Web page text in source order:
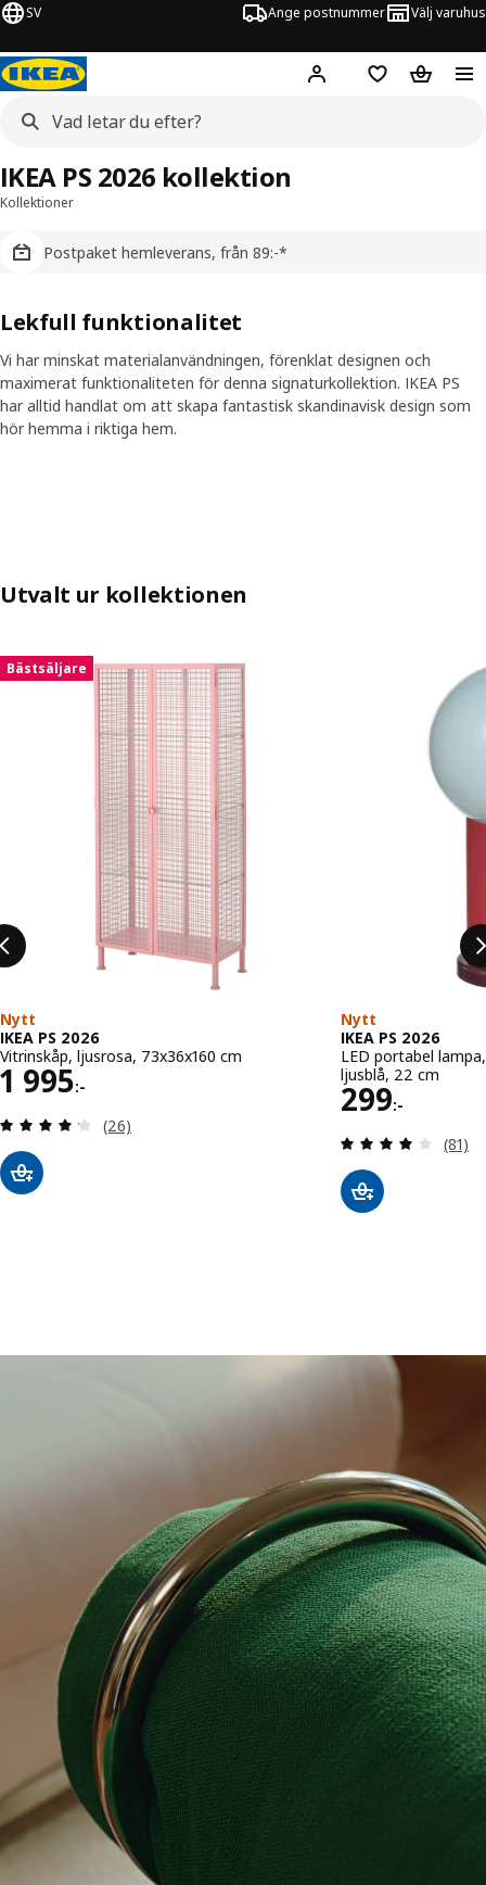
SV Ange postnummer Välj varuhus
Hej! Logga inInköpslistaVarukorg
Kollektioner
Postpaket hemleverans, från 89:-*
IKEA PS 2026 kollektion
Lekfull funktionalitet
Vi har minskat materialanvändningen, förenklat designen och
maximerat funktionaliteten för denna signaturkollektion. IKEA PS
har alltid handlat om att skapa fantastisk skandinavisk design som
hör hemma i riktiga hem.
Utvalt ur kollektionen
Hoppa över listning
Bästsäljare
Nytt
IKEA PS 2026
Vitrinskåp, ljusrosa, 73x36x160 cm
1 995:-
Pris 1995:-
Recensera: 4.2 utav 5 stjärnor. Totalt antal
(26)
Nytt
IKEA PS 2026
LED portabel
ljusblå, 22 cm
299:-
Pris 299:-
(81)